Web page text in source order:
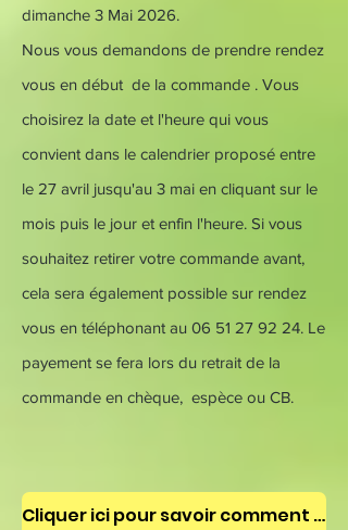
dimanche 3 Mai 2026.
Nous vous demandons de prendre rendez
vous en début de la commande . Vous
choisirez la date et l'heure qui vous
convient dans le calendrier proposé entre
le 27 avril jusqu'au 3 mai en cliquant sur le
mois puis le jour et enfin l'heure. Si vous
souhaitez retirer votre commande avant,
cela sera également possible sur rendez
vous en téléphonant au 06 51 27 92 24. Le
payement se fera lors du retrait de la
commande en chèque, espèce ou CB.
Cliquer ici pour savoir comment faire pour commander